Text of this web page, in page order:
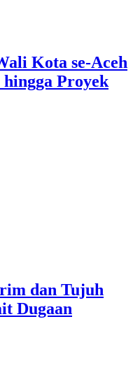
Kota se-Aceh
Proyek
dan Tujuh
Dugaan